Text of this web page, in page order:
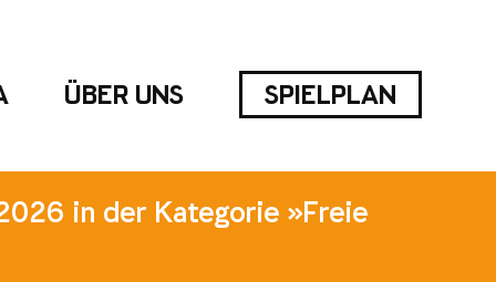
ÜBER UNS SPIELPLAN
in der Kategorie »Freie